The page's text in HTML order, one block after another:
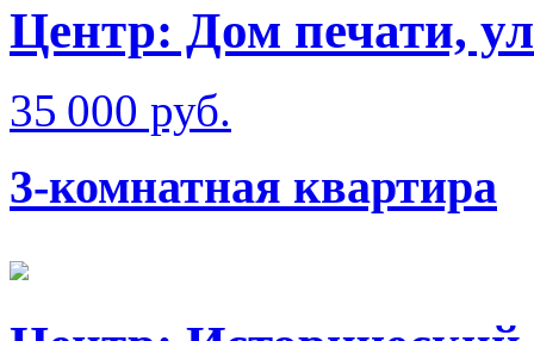
Центр: Дом печати,
35 000 руб.
3-комнатная квартира